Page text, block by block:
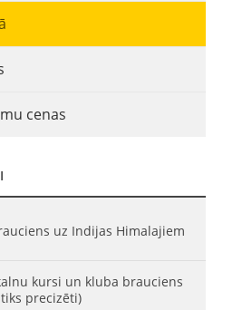
cenas
uz Indijas Himalajiem
kursi un kluba brauciens
precizēti)